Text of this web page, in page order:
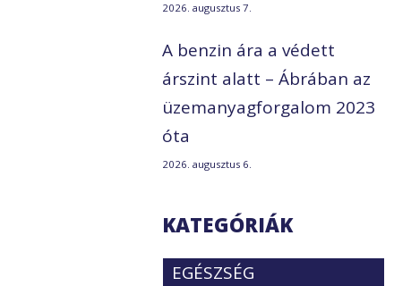
2026. augusztus 7.
A benzin ára a védett
árszint alatt – Ábrában az
üzemanyagforgalom 2023
óta
2026. augusztus 6.
KATEGÓRIÁK
EGÉSZSÉG